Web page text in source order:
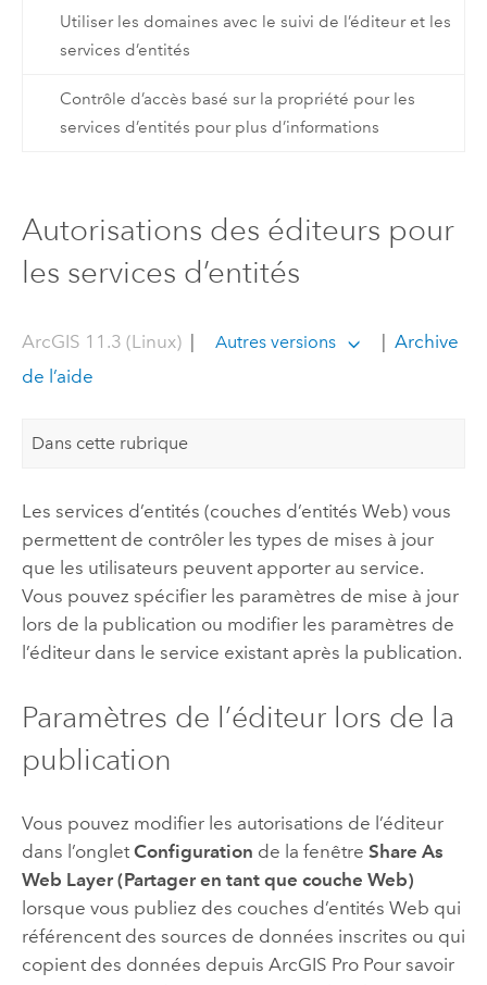
Utiliser les domaines avec le suivi de l’éditeur et les
services d’entités
Contrôle d’accès basé sur la propriété pour les
services d’entités pour plus d’informations
Autorisations des éditeurs pour
les services d’entités
ArcGIS 11.3 (Linux)| Autres versions | Archive
de l’aide
Dans cette rubrique
Les services d’entités (couches d’entités Web) vous
permettent de contrôler les types de mises à jour
que les utilisateurs peuvent apporter au service.
Vous pouvez spécifier les paramètres de mise à jour
lors de la publication ou modifier les paramètres de
l’éditeur dans le service existant après la publication.
Paramètres de l’éditeur lors de la
publication
Vous pouvez modifier les autorisations de l’éditeur
dans l’onglet Configuration de la fenêtre Share As
Web Layer (Partager en tant que couche Web)
lorsque vous publiez des couches d’entités Web qui
référencent des sources de données inscrites ou qui
copient des données depuis ArcGIS ProPour savoir